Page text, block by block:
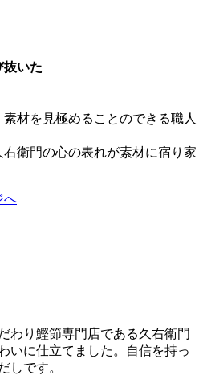
抜いた
材を見極めることのできる職人
衛門の心の表れが素材に宿り家
へ
わり鰹節専門店である久右衛門
いに仕立てました。自信を持っ
しです。